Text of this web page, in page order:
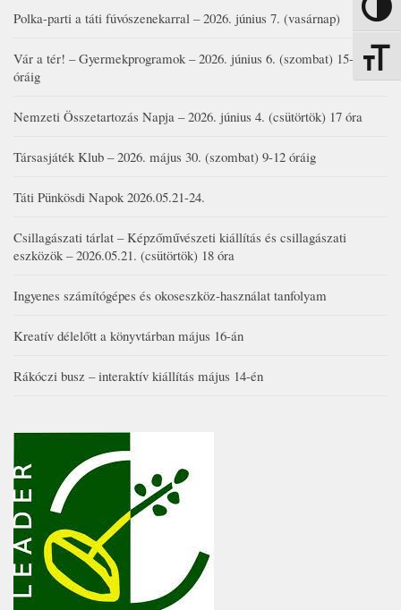
Nagy
Polka-parti a táti fúvószenekarral – 2026. június 7. (vasárnap)
Vár a tér! – Gyermekprogramok – 2026. június 6. (szombat) 15-19
óráig
Nemzeti Összetartozás Napja – 2026. június 4. (csütörtök) 17 óra
Társasjáték Klub – 2026. május 30. (szombat) 9-12 óráig
Táti Pünkösdi Napok 2026.05.21-24.
Csillagászati tárlat – Képzőművészeti kiállítás és csillagászati
eszközök – 2026.05.21. (csütörtök) 18 óra
Ingyenes számítógépes és okoseszköz-használat tanfolyam
Kreatív délelőtt a könyvtárban május 16-án
Rákóczi busz – interaktív kiállítás május 14-én